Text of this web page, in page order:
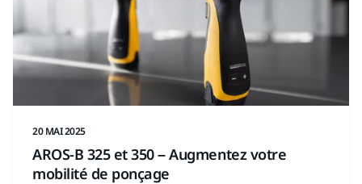
20 MAI 2025
AROS-B 325 et 350 – Augmentez votre
mobilité de ponçage